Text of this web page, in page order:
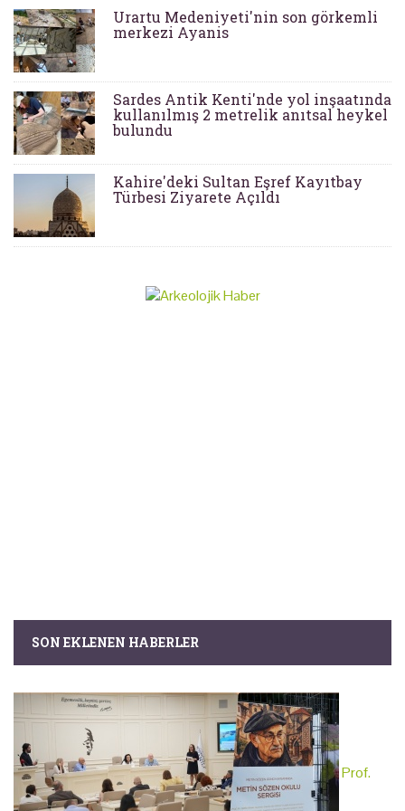
Urartu Medeniyeti'nin son görkemli
merkezi Ayanis
Sardes Antik Kenti'nde yol inşaatında
kullanılmış 2 metrelik anıtsal heykel
bulundu
Kahire'deki Sultan Eşref Kayıtbay
Türbesi Ziyarete Açıldı
SON EKLENEN HABERLER
Prof.